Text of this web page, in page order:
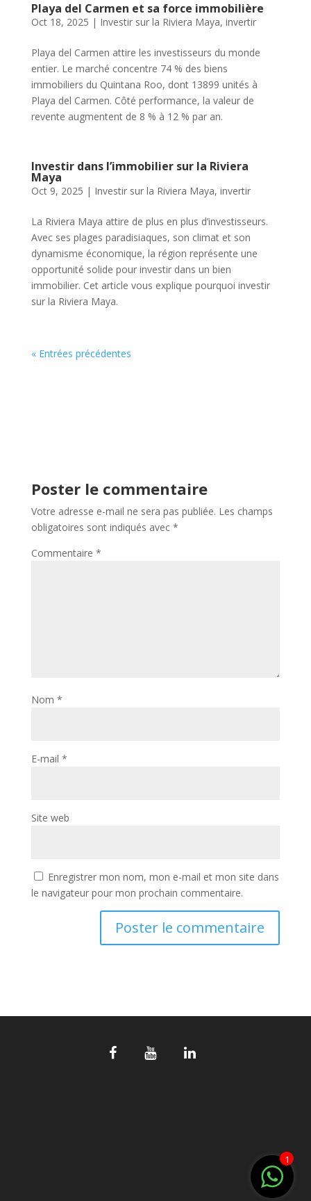
Playa del Carmen et sa force immobilière
Oct 18, 2025 | Investir sur la Riviera Maya, invertir
Playa del Carmen attire les investisseurs du monde
entier. Le marché concentre 74 % des biens
immobiliers du Quintana Roo, dont 13899 unités à
Playa del Carmen. Côté performance, la valeur de
revente augmentent de 8 % à 12 % par an.
Investir dans l’immobilier sur la Riviera
Maya
Oct 9, 2025 | Investir sur la Riviera Maya, invertir
La Riviera Maya attire de plus en plus d’investisseurs.
Avec ses plages paradisiaques, son climat et son
dynamisme économique, la région représente une
opportunité solide pour investir dans un bien
immobilier. Cet article vous explique pourquoi investir
sur la Riviera Maya.
« Entrées précédentes
Poster le commentaire
Votre adresse e-mail ne sera pas publiée. Les champs
obligatoires sont indiqués avec *
Commentaire *
Nom *
E-mail *
Site web
Enregistrer mon nom, mon e-mail et mon site dans
le navigateur pour mon prochain commentaire.
1